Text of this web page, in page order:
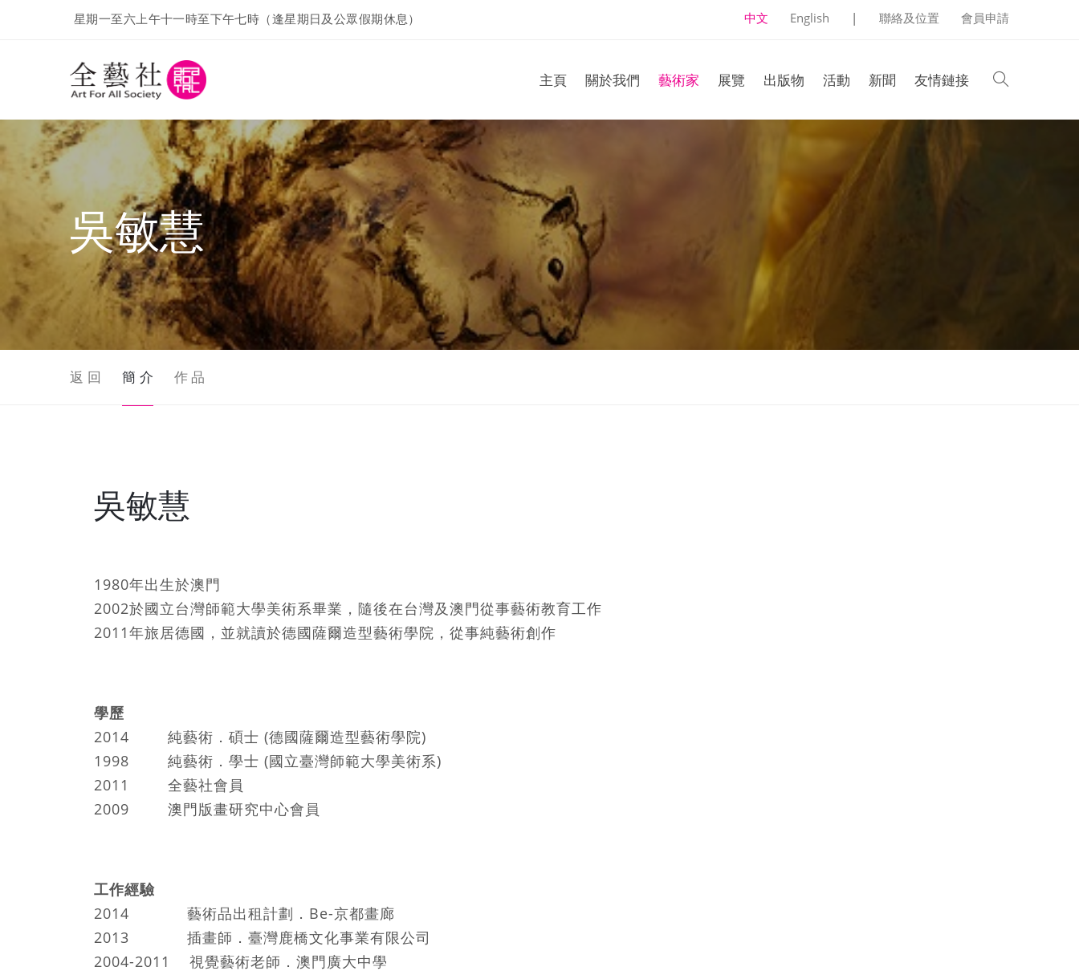
星期一至六上午十一時至下午七時（逢星期日及公眾假期休息） 中文 English | 聯絡及位置 會員申請
主頁 關於我們 藝術家 展覽 出版物 活動 新聞 友情鏈接
吳敏慧
返 回 簡 介 作 品
吳敏慧
1980年出生於澳門
2002於國立台灣師範大學美術系畢業，隨後在台灣及澳門從事藝術教育工作
2011年旅居德國，並就讀於德國薩爾造型藝術學院，從事純藝術創作
學歷
2014 純藝術．碩士 (德國薩爾造型藝術學院)
1998 純藝術．學士 (國立臺灣師範大學美術系)
2011 全藝社會員
2009 澳門版畫研究中心會員
工作經驗
2014 藝術品出租計劃．Be-京都畫廊
2013 插畫師．臺灣鹿橋文化事業有限公司
2004-2011 視覺藝術老師．澳門廣大中學